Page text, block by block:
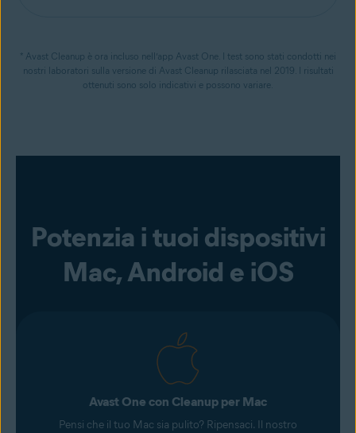
* Avast Cleanup è ora incluso nell’app Avast One. I test sono stati condotti nei
nostri laboratori sulla versione di Avast Cleanup rilasciata nel 2019. I risultati
ottenuti sono solo indicativi e possono variare.
Potenzia i tuoi dispositivi
Mac, Android e iOS
Avast One con Cleanup per Mac
Pensi che il tuo Mac sia pulito? Ripensaci. Il nostro